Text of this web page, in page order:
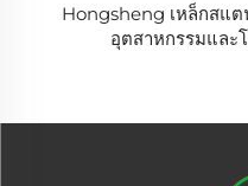
Hongsheng เหล็กสแต
อุตสาหกรรมและ